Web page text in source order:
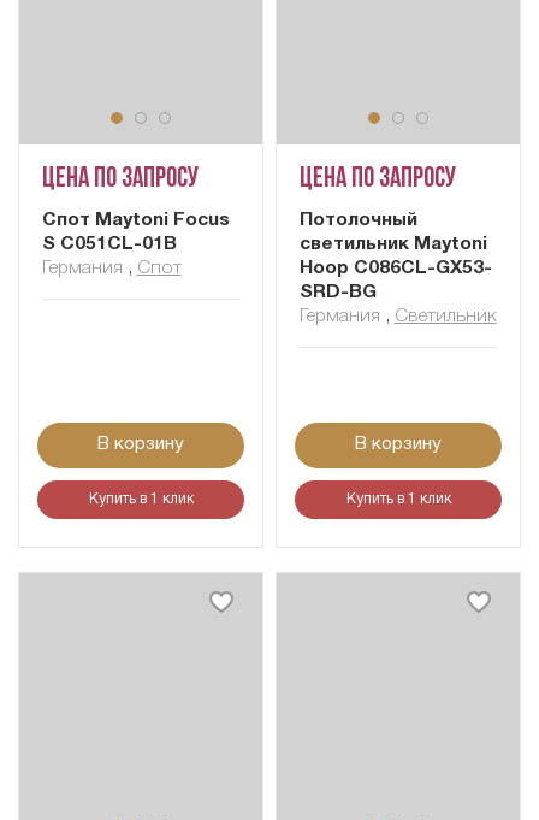
Цена по запросу
Спот Maytoni Focus
S C051CL-01B
Германия , Спот
В корзину
Купить в 1 клик
Цена по запросу
Потолочный
светильник Maytoni
Hoop C086CL-GX53-
SRD-BG
Германия , Светильник
В корзину
Купить в 1 клик